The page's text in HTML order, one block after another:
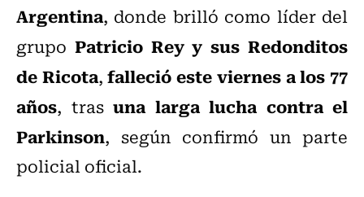
Argentina, donde brilló como líder del
grupo Patricio Rey y sus Redonditos
de Ricota,falleció este viernes a los 77
años, tras una larga lucha contra el
Parkinson, según confirmó un parte
policial oficial.